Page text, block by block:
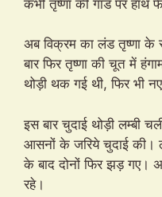
कभी तृष्णा की गांड पर हाथ
अब विक्रम का लंड तृष्णा के
बार फिर तृष्णा की चूत में
थोड़ी थक गई थी, फिर भी
इस बार चुदाई थोड़ी लम्बी
आसनों के जरिये चुदाई
के बाद दोनों फिर झड़ गए।
रहे।